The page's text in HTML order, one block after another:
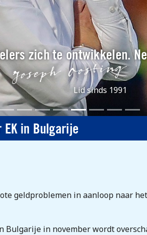
zich te ontwikkelen.
Lid sinds 1991
in Bulgarije
geldproblemen in aanloop naar
Bulgarije in november wordt